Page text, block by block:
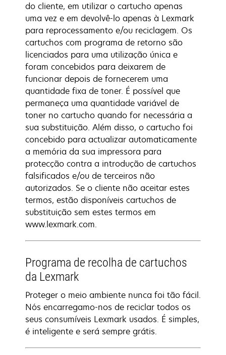
do cliente, em utilizar o cartucho apenas
uma vez e em devolvê-lo apenas à Lexmark
para reprocessamento e/ou reciclagem. Os
cartuchos com programa de retorno são
licenciados para uma utilização única e
foram concebidos para deixarem de
funcionar depois de fornecerem uma
quantidade fixa de toner. É possível que
permaneça uma quantidade variável de
toner no cartucho quando for necessária a
sua substituição. Além disso, o cartucho foi
concebido para actualizar automaticamente
a memória da sua impressora para
protecção contra a introdução de cartuchos
falsificados e/ou de terceiros não
autorizados. Se o cliente não aceitar estes
termos, estão disponíveis cartuchos de
substituição sem estes termos em
www.lexmark.com.
Programa de recolha de cartuchos
da Lexmark
Proteger o meio ambiente nunca foi tão fácil.
Nós encarregamo-nos de reciclar todos os
seus consumíveis Lexmark usados. É simples,
é inteligente e será sempre grátis.